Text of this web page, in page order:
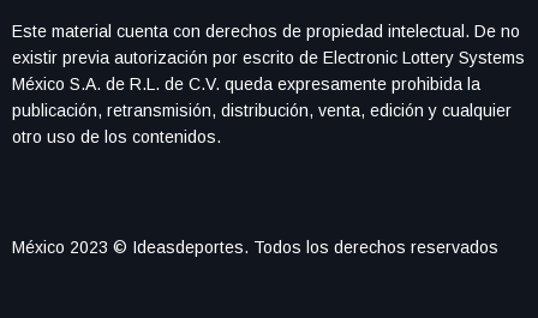
Este material cuenta con derechos de propiedad intelectual. De no
existir previa autorización por escrito de Electronic Lottery Systems
México S.A. de R.L. de C.V. queda expresamente prohibida la
publicación, retransmisión, distribución, venta, edición y cualquier
otro uso de los contenidos.
México 2023 © Ideasdeportes. Todos los derechos reservados